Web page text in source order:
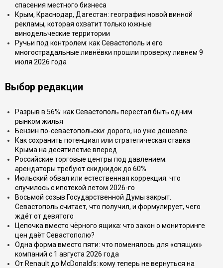
спасения местного бизнеса
Крым, Краснодар, Дагестан: география новой винной
рекламы, которая охватит только южные
винодельческие территории
Ручьи под контролем: как Севастополь и его
многострадальные ливнёвки прошли проверку ливнем 9
июля 2026 года
Выбор редакции
Разрыв в 56%: как Севастополь перестал быть одним
рынком жилья
Бензин по-севастопольски: дорого, но уже дешевле
Как сохранить потенциал или стратегическая ставка
Крыма на десятилетие вперёд
Российские торговые центры под давлением:
арендаторы требуют скидкидок до 60%
Июльский обвал или естественная коррекция: что
случилось с ипотекой летом 2026-го
Восьмой созыв Государственной Думы закрыт.
Севастополь считает, что получил, и формулирует, чего
ждёт от девятого
Цепочка вместо чёрного ящика: что закон о мониторинге
цен даёт Севастополю?
Одна форма вместо пяти: что поменялось для «спящих»
компаний с 1 августа 2026 года
От Renault до McDonald's: кому теперь не вернуться на